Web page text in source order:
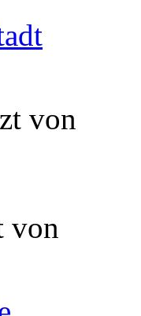
die